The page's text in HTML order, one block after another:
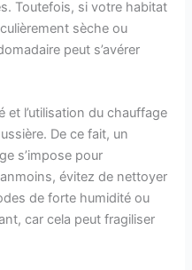
Toutefois, si votre habitat
sèche ou
peut s’avérer
et l’utilisation du chauffage
De ce fait, un
s’impose pour
évitez de nettoyer
de forte humidité ou
car cela peut fragiliser